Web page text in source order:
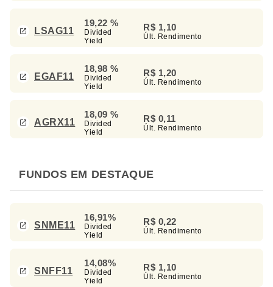
LSAG11
19,22 %
Divided
Yield
R$ 1,10
Últ. Rendimento
EGAF11
18,98 %
Divided
Yield
R$ 1,20
Últ. Rendimento
AGRX11
18,09 %
Divided
Yield
R$ 0,11
Últ. Rendimento
FUNDOS EM DESTAQUE
SNME11
16,91%
Divided
Yield
R$ 0,22
Últ. Rendimento
SNFF11
14,08%
Divided
Yield
R$ 1,10
Últ. Rendimento